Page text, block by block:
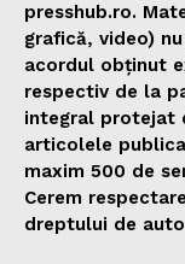
presshub.ro.
grafică, video)
acordul obținut
respectiv de la
integral protejat
articolele
maxim 500 de
Cerem
dreptului de